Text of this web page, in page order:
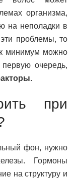
организма,
на неполадки в
проблемы, то
минимум можно
очередь,
при
фон, нужно
Гормоны
на структуру и